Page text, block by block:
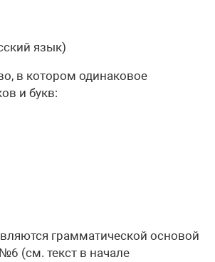
язык)
в котором одинаковое
и букв:
грамматической основой
(см. текст в начале